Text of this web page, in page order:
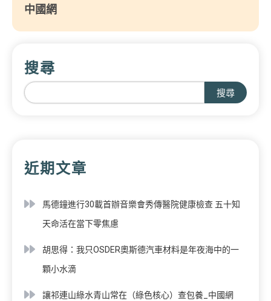
中國網
搜尋
搜尋
近期文章
馬德鐘進行30載首辦音樂會秀傳醫院健康檢查 五十知
天命活在當下零焦慮
胡思得：我只OSDER奧斯德汽車材料是年夜海中的一
顆小水滴
讓祁連山綠水青山常在（綠色核心）查包養_中國網